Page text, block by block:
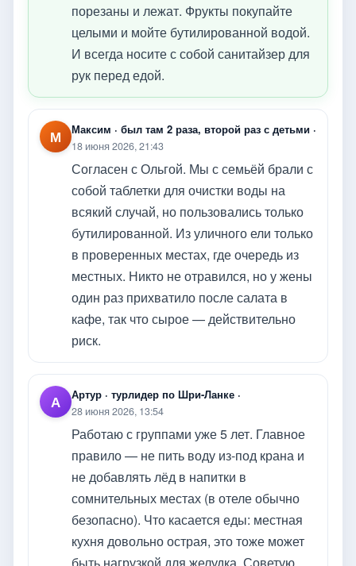
порезаны и лежат. Фрукты покупайте
целыми и мойте бутилированной водой.
И всегда носите с собой санитайзер для
рук перед едой.
М Максим · был там 2 раза, второй раз с детьми ·
18 июня 2026, 21:43
Согласен с Ольгой. Мы с семьёй брали с
собой таблетки для очистки воды на
всякий случай, но пользовались только
бутилированной. Из уличного ели только
в проверенных местах, где очередь из
местных. Никто не отравился, но у жены
один раз прихватило после салата в
кафе, так что сырое — действительно
риск.
А Артур · турлидер по Шри-Ланке ·
28 июня 2026, 13:54
Работаю с группами уже 5 лет. Главное
правило — не пить воду из-под крана и
не добавлять лёд в напитки в
сомнительных местах (в отеле обычно
безопасно). Что касается еды: местная
кухня довольно острая, это тоже может